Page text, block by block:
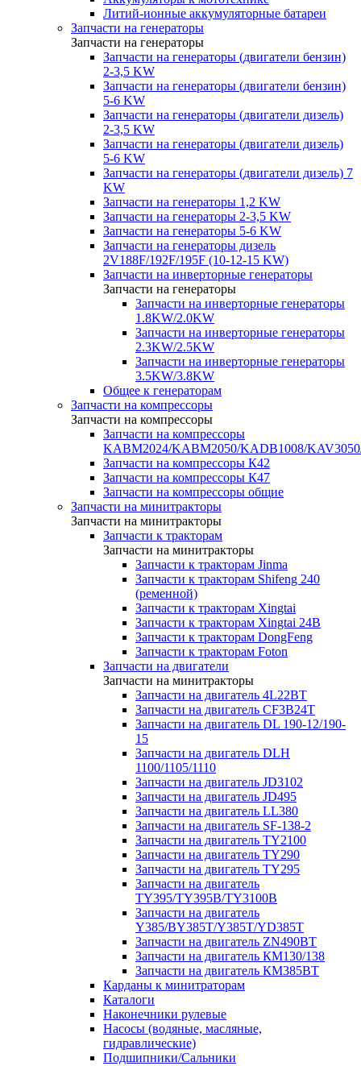
Литий-ионные аккумуляторные батареи
Запчасти на генераторы
Запчасти на генераторы
Запчасти на генераторы (двигатели бензин)
2-3,5 KW
Запчасти на генераторы (двигатели бензин)
5-6 KW
Запчасти на генераторы (двигатели дизель)
2-3,5 KW
Запчасти на генераторы (двигатели дизель)
5-6 KW
Запчасти на генераторы (двигатели дизель) 7
KW
Запчасти на генераторы 1,2 KW
Запчасти на генераторы 2-3,5 KW
Запчасти на генераторы 5-6 KW
Запчасти на генераторы дизель
2V188F/192F/195F (10-12-15 KW)
Запчасти на инверторные генераторы
Запчасти на генераторы
Запчасти на инверторные генераторы
1.8KW/2.0KW
Запчасти на инверторные генераторы
2.3KW/2.5KW
Запчасти на инверторные генераторы
3.5KW/3.8KW
Общее к генераторам
Запчасти на компрессоры
Запчасти на компрессоры
Запчасти на компрессоры
KABM2024/KABM2050/KADB1008/
Запчасти на компрессоры К42
Запчасти на компрессоры К47
Запчасти на компрессоры общие
Запчасти на минитракторы
Запчасти на минитракторы
Запчасти к тракторам
Запчасти на минитракторы
Запчасти к тракторам Jinma
Запчасти к тракторам Shifeng 240
(ременной)
Запчасти к тракторам Xingtai
Запчасти к тракторам Xingtai 24В
Запчасти к тракторам DongFeng
Запчасти к тракторам Foton
Запчасти на двигатели
Запчасти на минитракторы
Запчасти на двигатель 4L22BT
Запчасти на двигатель CF3B24T
Запчасти на двигатель DL 190-12/190-
15
Запчасти на двигатель DLH
1100/1105/1110
Запчасти на двигатель JD3102
Запчасти на двигатель JD495
Запчасти на двигатель LL380
Запчасти на двигатель SF-138-2
Запчасти на двигатель TY2100
Запчасти на двигатель TY290
Запчасти на двигатель TY295
Запчасти на двигатель
TY395/TY395В/TY3100В
Запчасти на двигатель
Y385/BY385T/Y385T/YD385T
Запчасти на двигатель ZN490BT
Запчасти на двигатель КМ130/138
Запчасти на двигатель КМ385ВТ
Карданы к минитраторам
Каталоги
Наконечники рулевые
Насосы (водяные, масляные,
гидравлические)
Подшипники/Сальники